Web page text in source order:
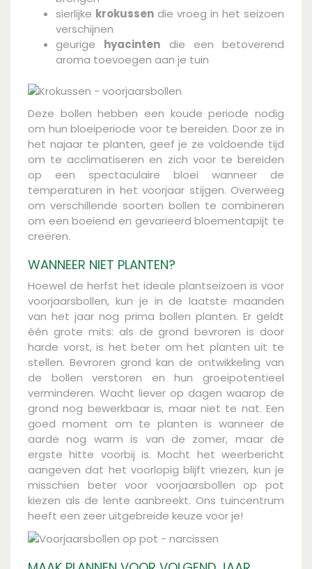
sierlijke krokussen die vroeg in het seizoen
verschijnen
geurige hyacinten die een betoverend
aroma toevoegen aan je tuin
Deze bollen hebben een koude periode nodig
om hun bloeiperiode voor te bereiden. Door ze in
het najaar te planten, geef je ze voldoende tijd
om te acclimatiseren en zich voor te bereiden
op een spectaculaire bloei wanneer de
temperaturen in het voorjaar stijgen. Overweeg
om verschillende soorten bollen te combineren
om een boeiend en gevarieerd bloementapijt te
creëren.
WANNEER NIET PLANTEN?
Hoewel de herfst het ideale plantseizoen is voor
voorjaarsbollen, kun je in de laatste maanden
van het jaar nog prima bollen planten. Er geldt
één grote mits: als de grond bevroren is door
harde vorst, is het beter om het planten uit te
stellen. Bevroren grond kan de ontwikkeling van
de bollen verstoren en hun groeipotentieel
verminderen. Wacht liever op dagen waarop de
grond nog bewerkbaar is, maar niet te nat. Een
goed moment om te planten is wanneer de
aarde nog warm is van de zomer, maar de
ergste hitte voorbij is. Mocht het weerbericht
aangeven dat het voorlopig blijft vriezen, kun je
misschien beter voor voorjaarsbollen op pot
kiezen als de lente aanbreekt. Ons tuincentrum
heeft een zeer uitgebreide keuze voor je!